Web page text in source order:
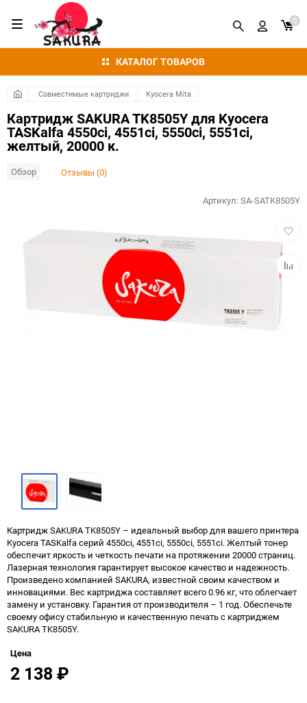
КАТАЛОГ ТОВАРОВ
0
Совместимые картриджи Kyocera Mita
Картридж SAKURA TK8505Y для Kyocera
TASKalfa 4550ci, 4551ci, 5550ci, 5551ci,
желтый, 20000 к.
Обзор Отзывы (0)
к
Артикул:SA-SATK8505Y
Картридж SAKURA TK8505Y – идеальный выбор для вашего принтера
Kyocera TASKalfa серий 4550ci, 4551ci, 5550ci, 5551ci. Желтый тонер
обеспечит яркость и четкость печати на протяжении 20000 страниц.
Лазерная технология гарантирует высокое качество и надежность.
Произведено компанией SAKURA, известной своим качеством и
инновациями. Вес картриджа составляет всего 0.96 кг, что облегчает
замену и установку. Гарантия от производителя – 1 год. Обеспечьте
своему офису стабильную и качественную печать с картриджем
SAKURA TK8505Y.
Цена
2 138₽